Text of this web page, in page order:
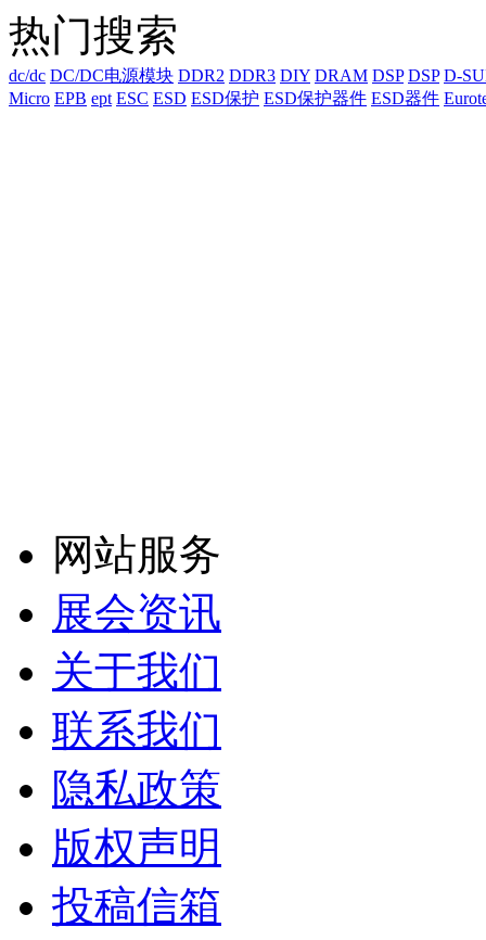
热门搜索
dc/dc DC/DC电源模块 DDR2 DDR3 DIY DRAM DSP DSP D-
Micro EPB ept ESC ESD ESD保护 ESD保护器件 ESD器件
网站服务
展会资讯
关于我们
联系我们
隐私政策
版权声明
投稿信箱